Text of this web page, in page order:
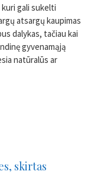
gali sukelti
atsargų kaupimas
dalykas, tačiau kai
gyvenamąją
natūralūs ar
skirtas